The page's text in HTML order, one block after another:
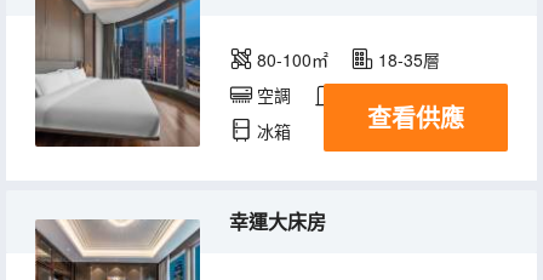
80-100㎡
18-35層
空調
冰箱
查看供應
幸運大床房